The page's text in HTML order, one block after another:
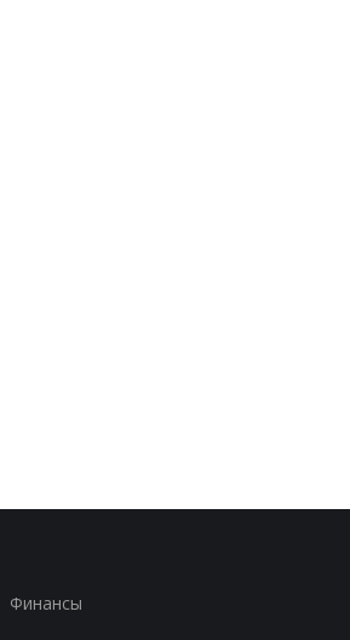
Финансы